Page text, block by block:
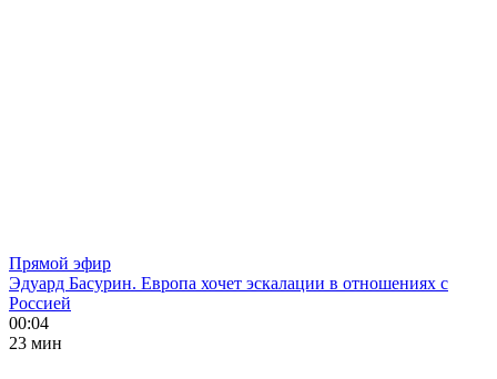
Прямой эфир
Эдуард Басурин. Европа хочет эскалации в отношениях с
Россией
00:04
23 мин